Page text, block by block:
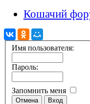
Кошачий
Имя пользователя:
Пароль:
Запомнить меня